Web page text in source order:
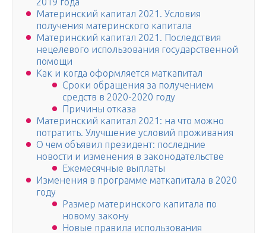
Материнский капитал 2021. Условия
получения материнского капитала
Материнский капитал 2021. Последствия
нецелевого использования государственной
помощи
Как и когда оформляется маткапитал
Сроки обращения за получением
средств в 2020-2020 году
Причины отказа
Материнский капитал 2021: на что можно
потратить. Улучшение условий проживания
О чем объявил президент: последние
новости и изменения в законодательстве
Ежемесячные выплаты
Изменения в программе маткапитала в 2020
году
Размер материнского капитала по
новому закону
Новые правила использования